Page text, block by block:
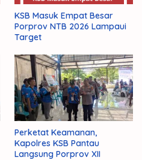
KSB Masuk Empat Besar
Porprov NTB 2026 Lampaui
Target
Perketat Keamanan,
Kapolres KSB Pantau
Langsung Porprov XII